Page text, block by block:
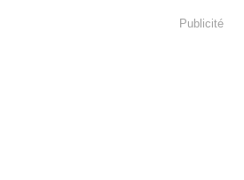
Publicité